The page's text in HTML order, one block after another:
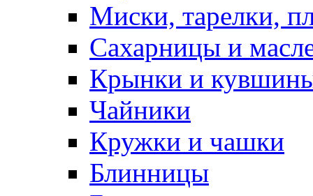
Миски, тарелки,
Сахарницы и
Крынки и
Чайники
Кружки и чашки
Блинницы